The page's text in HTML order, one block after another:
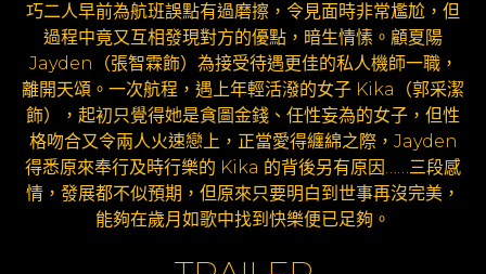
巧二人早前為航班誤點有過磨擦，令見面時非常尷尬，但
過程中竟又互相發現對方的優點，暗生情愫。顧夏陽
Jayden（張智霖飾）為接受待遇更佳的私人機師一職，
離開天頌。一次航程，遇上年輕活潑的女子 Kika（郭采潔
飾），起初只覺得她是貪圖金錢、任性妄為的女子，但性
格吻合又令兩人火速戀上，正當愛得纏綿之際，Jayden
得悉原來奉行及時行樂的 Kika 的背後另有原因……三段感
情，發展都不似預期，但原來只要明白到世事再沒完美，
能夠在歲月如歌中找到快樂便已足夠。